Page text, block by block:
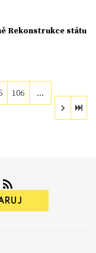
Rekonstrukce státu
106 …